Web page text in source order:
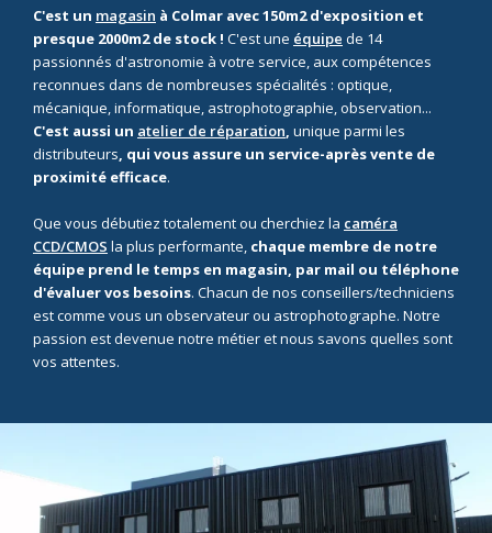
C'est un magasin à Colmar avec 150m2 d'exposition et
presque 2000m2 de stock ! C'est une équipe de 14
passionnés d'astronomie à votre service, aux compétences
reconnues dans de nombreuses spécialités : optique,
mécanique, informatique, astrophotographie, observation...
C'est aussi un atelier de réparation, unique parmi les
distributeurs, qui vous assure un service-après vente de
proximité efficace.
Que vous débutiez totalement ou cherchiez la caméra
CCD/CMOS la plus performante, chaque membre de notre
équipe prend le temps en magasin, par mail ou téléphone
d'évaluer vos besoins. Chacun de nos conseillers/techniciens
est comme vous un observateur ou astrophotographe. Notre
passion est devenue notre métier et nous savons quelles sont
vos attentes.